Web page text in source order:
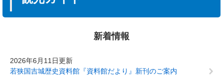
へ
新着情報
2026年6月11日更新
若狭国吉城歴史資料館『資料館だより』新刊のご案内